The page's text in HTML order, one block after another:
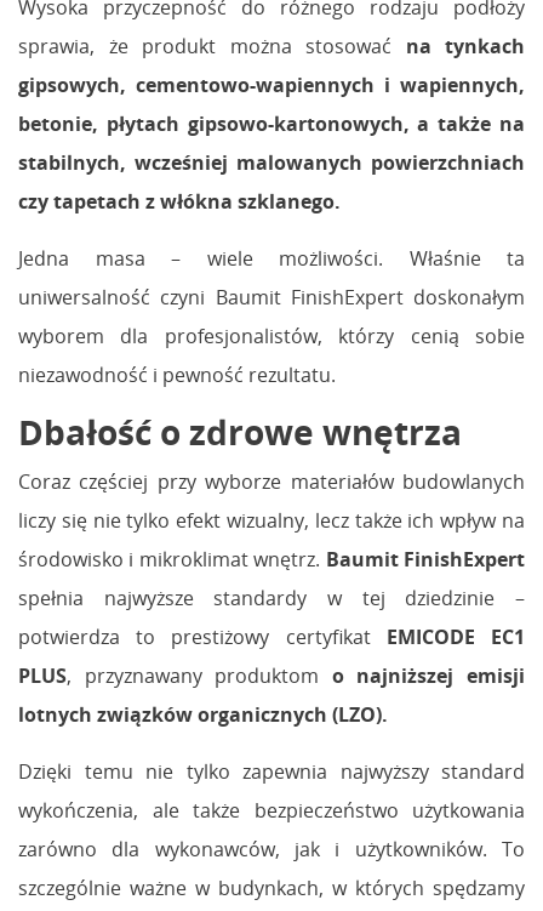
Wysoka przyczepność do różnego rodzaju podłoży
sprawia, że produkt można stosować na tynkach
gipsowych, cementowo-wapiennych i wapiennych,
betonie, płytach gipsowo-kartonowych, a także na
stabilnych, wcześniej malowanych powierzchniach
czy tapetach z włókna szklanego.
Jedna masa – wiele możliwości. Właśnie ta
uniwersalność czyni Baumit FinishExpert doskonałym
wyborem dla profesjonalistów, którzy cenią sobie
niezawodność i pewność rezultatu.
Dbałość o zdrowe wnętrza
Coraz częściej przy wyborze materiałów budowlanych
liczy się nie tylko efekt wizualny, lecz także ich wpływ na
środowisko i mikroklimat wnętrz. Baumit FinishExpert
spełnia najwyższe standardy w tej dziedzinie –
potwierdza to prestiżowy certyfikat EMICODE EC1
PLUS, przyznawany produktom o najniższej emisji
lotnych związków organicznych (LZO).
Dzięki temu nie tylko zapewnia najwyższy standard
wykończenia, ale także bezpieczeństwo użytkowania
zarówno dla wykonawców, jak i użytkowników. To
szczególnie ważne w budynkach, w których spędzamy